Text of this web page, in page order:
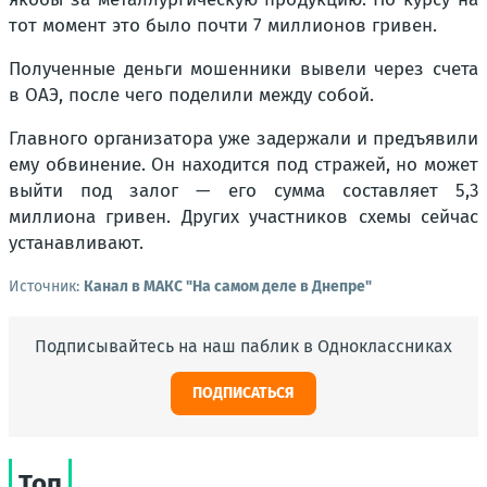
тот момент это было почти 7 миллионов гривен.
Полученные деньги мошенники вывели через счета
в ОАЭ, после чего поделили между собой.
Главного организатора уже задержали и предъявили
ему обвинение. Он находится под стражей, но может
выйти под залог — его сумма составляет 5,3
миллиона гривен. Других участников схемы сейчас
устанавливают.
Источник: Канал в МАКС "На самом деле в Днепре"
Подписывайтесь на наш паблик в Одноклассниках
ПОДПИСАТЬСЯ